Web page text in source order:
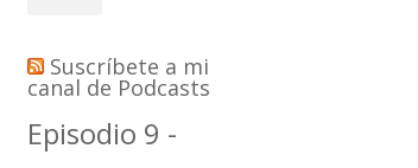
Suscríbete a mi
canal de Podcasts
Episodio 9 -